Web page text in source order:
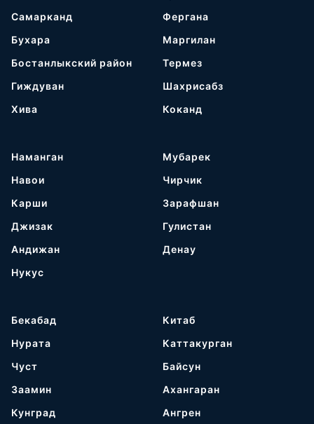
Самарканд
Бухара
Бостанлыкский район
Гиждуван
Хива
Фергана
Маргилан
Термез
Шахрисабз
Коканд
Наманган
Навои
Карши
Джизак
Андижан
Нукус
Мубарек
Чирчик
Зарафшан
Гулистан
Денау
Бекабад
Нурата
Чуст
Заамин
Кунград
Китаб
Каттакурган
Байсун
Ахангаран
Ангрен